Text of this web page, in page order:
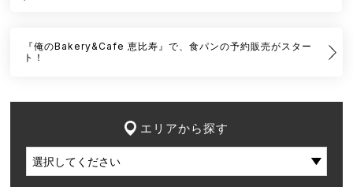
『俺のBakery&Cafe 恵比寿』で、食パンの予約販売がスター
ト！
エリアから探す